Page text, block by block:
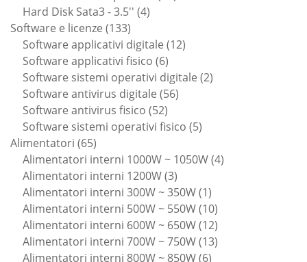
Hard Disk Sata3 - 3.5'' 44
Software e licenze 133133
prodotti
Software applicativi digitale 1212
Software applicativi fisico 66
prodotti
Software sistemi operativi digitale 22
Software antivirus digitale 5656
Software antivirus fisico 5252
prodotti
Software sistemi operativi fisico 55
Alimentatori 6565
prodotti
Alimentatori interni 1000W ~ 1050W 44
Alimentatori interni 1200W 33
prodotti
Alimentatori interni 300W ~ 350W 11
prodotto
Alimentatori interni 500W ~ 550W 1010
prodotti
Alimentatori interni 600W ~ 650W 1212
prodotti
Alimentatori interni 700W ~ 750W 1313
Alimentatori interni 800W ~ 850W 66